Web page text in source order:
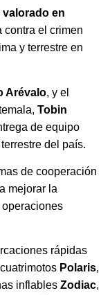
en
contra el crimen
y terrestre en
Arévalo, y el
Tobin
de equipo
del país.
de cooperación
mejorar la
rápidas
Polaris,
inflables Zodiac,